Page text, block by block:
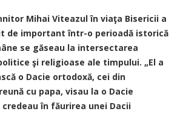
Mihai Viteazul în viaţa Bisericii a
de important într-o perioadă istorică
se găseau la intersectarea
şi religioase ale timpului. „El a
o Dacie ortodoxă, cei din
cu papa, visau la o Dacie
în făurirea unei Dacii